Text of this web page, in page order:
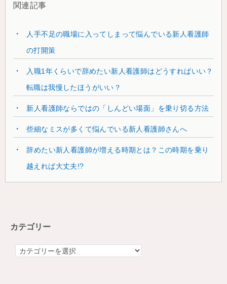
関連記事
人手不足の職場に入ってしまって悩んでいる新人看護師
の打開策
入職1年くらいで辞めたい新人看護師はどうすればいい？
転職は我慢したほうがいい？
新人看護師ならではの「しんどい場面」を乗り切る方法
些細なミスが多くて悩んでいる新人看護師さんへ
辞めたい新人看護師が増える時期とは？この時期を乗り
越えれば大丈夫!?
カテゴリー
カ